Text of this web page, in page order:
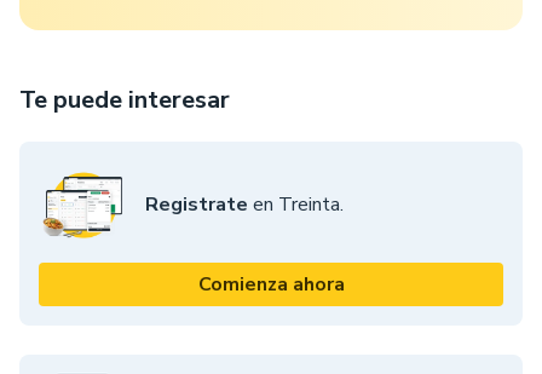
Te puede interesar
Registrate en Treinta.
Comienza ahora